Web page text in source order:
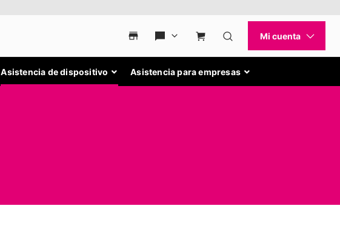
Asistencia de dispositivo Asistencia para empresas